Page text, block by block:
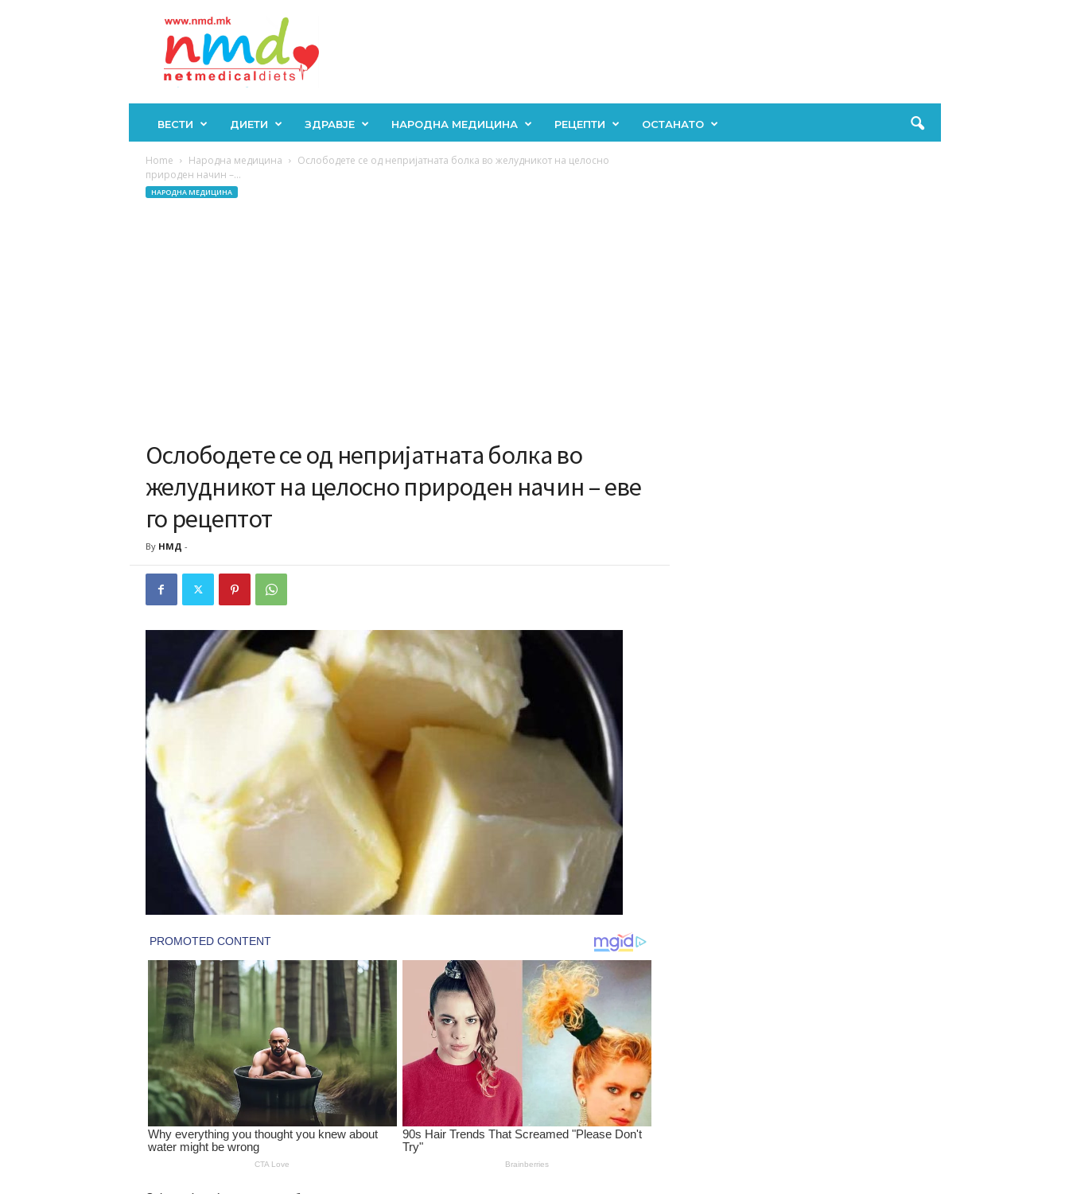
ВЕСТИ ДИЕТИ ЗДРАВЈЕ НАРОДНА МЕДИЦИНА РЕЦЕПТИ ОСТАНАТО
Home Народна медицина
Ослободете се од непријатната болка во желудникот на целосно
природен начин –...
НАРОДНА МЕДИЦИНА
Ослободете се од непријатната болка во
желудникот на целосно природен начин – еве
го рецептот
By НМД -